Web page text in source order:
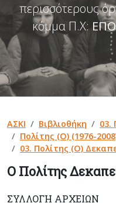
περισσότερους
κόμμα Π.Χ:
ΑΣΚΙ Βιβλιοθήκη 03.
Πολίτης (Ο) (1976-
03. Πολίτης (Ο)
Ο Πολίτης
ΣΥΛΛΟΓΉ ΑΡΧΕΊΩΝ